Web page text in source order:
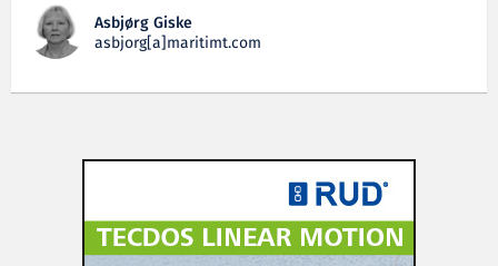
Asbjørg Giske
asbjorg[a]maritimt.com